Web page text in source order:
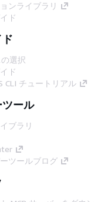
ンライブラリ
ド
選択
ド
CLI チュートリアル
ール
ブラリ
ツールブログ